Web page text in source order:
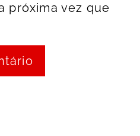
próxima vez que